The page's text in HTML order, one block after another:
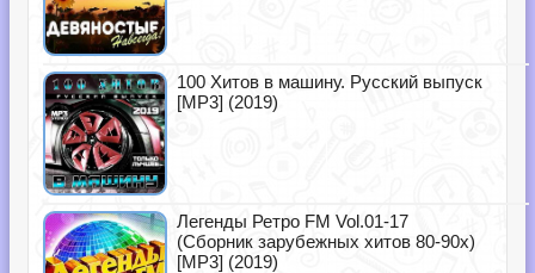
100 Хитов в машину. Русский выпуск
[MP3] (2019)
Легенды Ретро FM Vol.01-17
(Сборник зарубежных хитов 80-90х)
[MP3] (2019)